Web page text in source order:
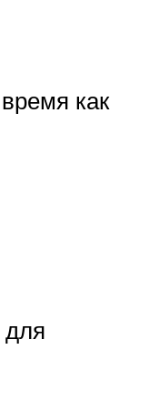
как
для